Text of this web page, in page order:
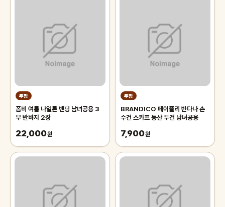
쿠팡
폼비 여름 나일론 밴딩 남녀공용 3
부 반바지 2장
22,000원
쿠팡
BRANDICO 페이즐리 반다나 손
수건 스카프 등산 두건 남녀공용
7,900원